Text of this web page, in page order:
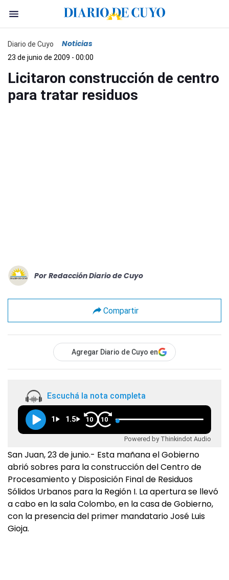
Diario de Cuyo Noticias
23 de junio de 2009 - 00:00
Licitaron construcción de centro
para tratar residuos
Por Redacción Diario de Cuyo
Compartir
Agregar Diario de Cuyo en
Escuchá la nota completa
1 1.5 10 10
Powered by Thinkindot Audio
San Juan, 23 de junio.- Esta mañana el Gobierno
abrió sobres para la construcción del Centro de
Procesamiento y Disposición Final de Residuos
Sólidos Urbanos para la Región I. La apertura se llevó
a cabo en la sala Colombo, en la casa de Gobierno,
con la presencia del primer mandatario José Luis
Gioja.